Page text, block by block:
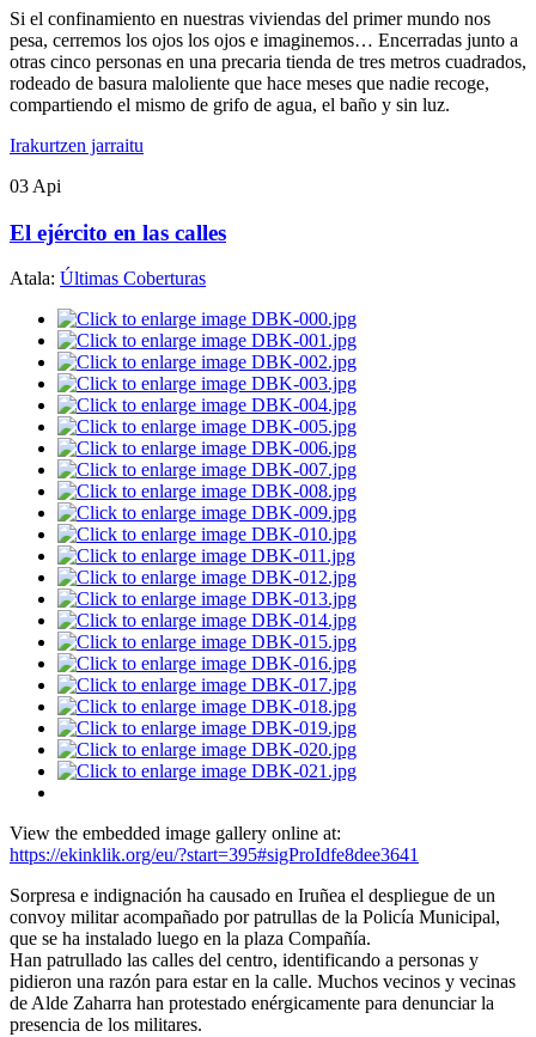
Si el confinamiento en nuestras viviendas del primer mundo nos
pesa, cerremos los ojos los ojos e imaginemos… Encerradas junto a
otras cinco personas en una precaria tienda de tres metros cuadrados,
rodeado de basura maloliente que hace meses que nadie recoge,
compartiendo el mismo de grifo de agua, el baño y sin luz.
Irakurtzen jarraitu
03 Api
El ejército en las calles
Atala: Últimas Coberturas
View the embedded image gallery online at:
https://ekinklik.org/eu/?start=395#sigProIdfe8dee3641
Sorpresa e indignación ha causado en Iruñea el despliegue de un
convoy militar acompañado por patrullas de la Policía Municipal,
que se ha instalado luego en la plaza Compañía.
Han patrullado las calles del centro, identificando a personas y
pidieron una razón para estar en la calle. Muchos vecinos y vecinas
de Alde Zaharra han protestado enérgicamente para denunciar la
presencia de los militares.